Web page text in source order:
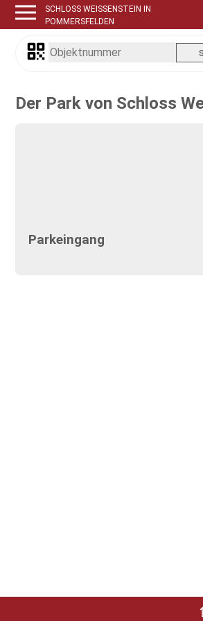
SCHLOSS WEISSENSTEIN IN
POMMERSFELDEN
Der Park von Schloss
Parkeingang